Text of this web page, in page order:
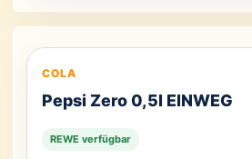
COLA
Pepsi Zero 0,5l EINWEG
REWE verfügbar